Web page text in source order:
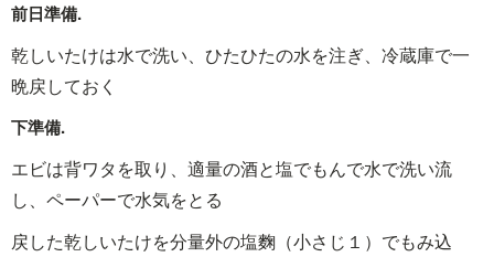
前日準備.
乾しいたけは水で洗い、ひたひたの水を注ぎ、冷蔵庫で一
晩戻しておく
下準備.
エビは背ワタを取り、適量の酒と塩でもんで水で洗い流
し、ペーパーで水気をとる
戻した乾しいたけを分量外の塩麴（小さじ１）でもみ込